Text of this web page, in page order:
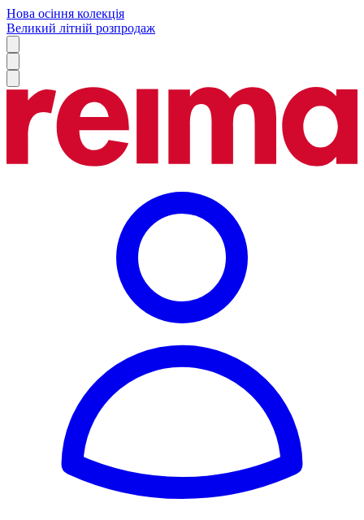
Нова осіння колекція
Великий літній розпродаж